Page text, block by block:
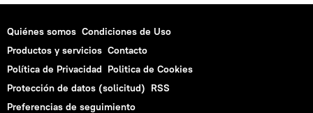
Quiénes somos Condiciones de Uso
Productos y servicios Contacto
Política de Privacidad Politica de Cookies
Protección de datos (solicitud) RSS
Preferencias de seguimiento